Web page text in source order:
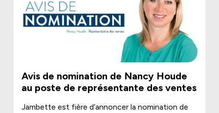
Avis de nomination de Nancy Houde
au poste de représentante des ventes
Jambette est fière d’annoncer la nomination de